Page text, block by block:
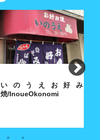
いのうえお好み
焼/InoueOkonomi
お好み焼きに標語を掛けると、